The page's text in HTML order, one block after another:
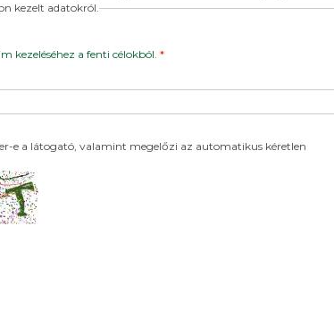
kezelt adatokról.
kezeléséhez a fenti célokból. *
e a látogató, valamint megelőzi az automatikus kéretlen